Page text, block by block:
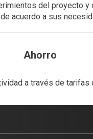
del proyecto y
acuerdo a sus
Ahorro
a través de tarifas